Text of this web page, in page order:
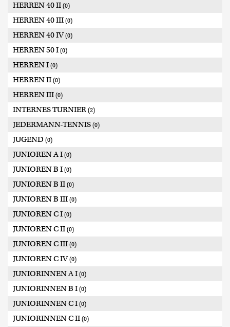
HERREN 40 II (0)
HERREN 40 III (0)
HERREN 40 IV(0)
HERREN 50 I (0)
HERREN I (0)
HERREN II (0)
HERREN III (0)
INTERNES TURNIER (2)
JEDERMANN-TENNIS (0)
JUGEND (0)
JUNIOREN A I (0)
JUNIOREN B I (0)
JUNIOREN B II (0)
JUNIOREN B III (0)
JUNIOREN C I (0)
JUNIOREN C II (0)
JUNIOREN C III (0)
JUNIOREN C IV(0)
JUNIORINNEN A I (0)
JUNIORINNEN B I (0)
JUNIORINNEN C I (0)
JUNIORINNEN C II (0)